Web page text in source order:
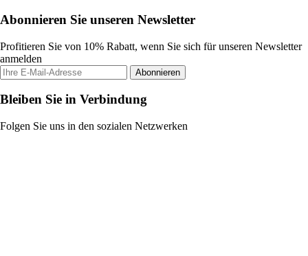
Abonnieren Sie unseren Newsletter
Profitieren Sie von 10% Rabatt, wenn Sie sich für unseren Newsletter
anmelden
Abonnieren
Bleiben Sie in Verbindung
Folgen Sie uns in den sozialen Netzwerken